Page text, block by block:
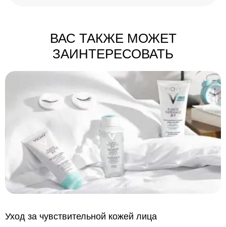
ВАС ТАКЖЕ МОЖЕТ
ЗАИНТЕРЕСОВАТЬ
Уход за чувствительной кожей лица